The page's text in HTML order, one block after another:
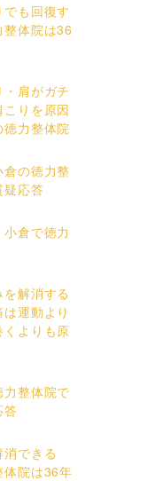
でも回復す
体院は36
・肩がガチ
りを原因
力整体院
倉の徳力整
疑応答
小倉で徳力
を解消する
運動より
くよりも原
力整体院で
答
消できる
体院は36年